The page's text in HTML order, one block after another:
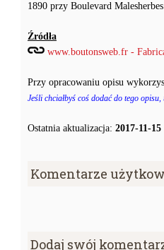
1890 przy Boulevard
Źródła
www.boutonsweb.fr -
Przy opracowaniu opisu
Jeśli chciałbyś coś dodać do tego
Ostatnia aktualizacja: 2017-11-15
Komentarze
Dodaj swój